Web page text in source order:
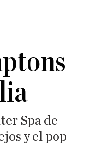
Spa de
y el pop